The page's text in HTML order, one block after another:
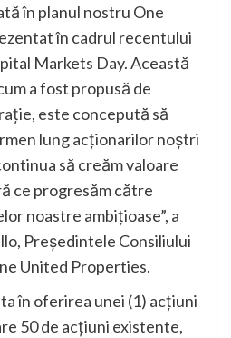
în planul nostru One
în cadrul recentului
Markets Day. Această
a fost propusă de
este concepută să
lung acționarilor noștri
să creăm valoare
ce progresăm către
noastre ambițioase”, a
Președintele Consiliului
United Properties.
în oferirea unei (1) acțiuni
50 de acțiuni existente,